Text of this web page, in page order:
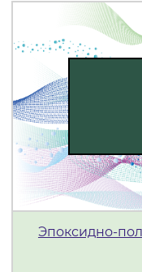
Эпоксидно-